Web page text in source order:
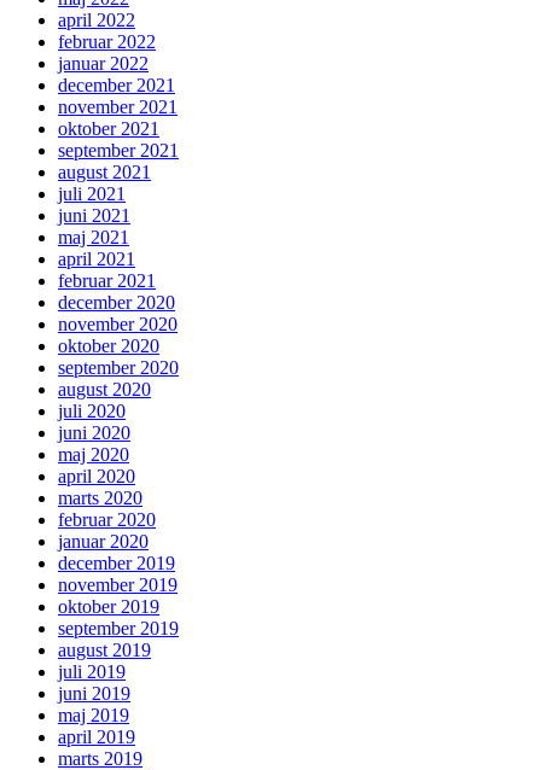
april 2022
februar 2022
januar 2022
december 2021
november 2021
oktober 2021
september 2021
august 2021
juli 2021
juni 2021
maj 2021
april 2021
februar 2021
december 2020
november 2020
oktober 2020
september 2020
august 2020
juli 2020
juni 2020
maj 2020
april 2020
marts 2020
februar 2020
januar 2020
december 2019
november 2019
oktober 2019
september 2019
august 2019
juli 2019
juni 2019
maj 2019
april 2019
marts 2019